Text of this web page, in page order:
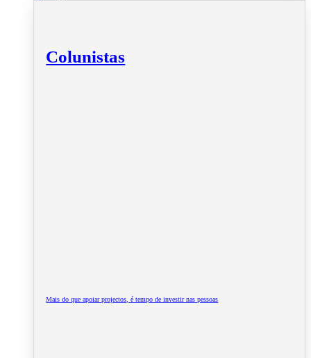
Colunistas
Mais do que apoiar projectos, é tempo de investir nas pessoas